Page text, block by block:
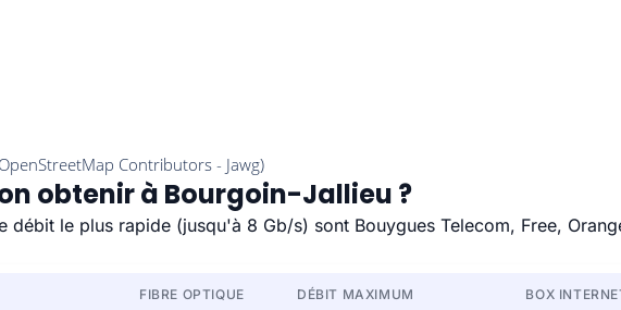
obtenir à Bourgoin-Jallieu ?
débit le plus rapide (jusqu'à 8 Gb/s) sont Bouygues Telecom, Free,
FIBRE OPTIQUE DÉBIT MAXIMUM BOX